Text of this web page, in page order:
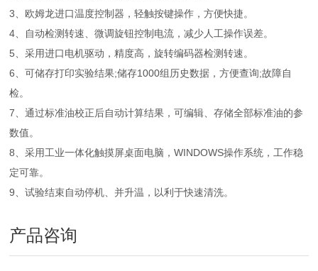
3、欧姆龙进口温度控制器，轻触按键操作，方便快捷。
4、自动检测转速、微调旋钮控制电流，减少人工操作误差。
5、采用进口电机驱动，精度高，旋转编码器检测转速。
6、可储存打印实验结果;储存1000组历史数据，方便查询;故障自
检。
7、通过标准油校正后自动计算结果，可编辑、存储全部标准油的参
数值。
8、采用工业一体化触摸屏桌面电脑，WINDOWS操作系统，工作稳
定可靠。
9、试验结束自动停机、并升温，以利于快速清洗。
产品咨询